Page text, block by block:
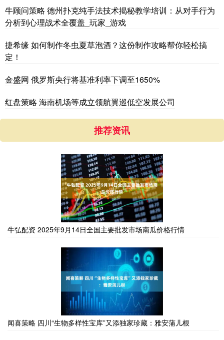
牛顾问策略 德州扑克纯手法技术揭秘教学培训：从对手行为
分析到心理战术全覆盖_玩家_游戏
捷希缘 如何制作冬虫夏草泡酒？这份制作攻略帮你轻松搞
定！
金盛网 俄罗斯央行将基准利率下调至1650%
红盘策略 海南机场等成立领航翼巡低空发展公司
推荐资讯
牛弘配资 2025年9月14日全国主要批发市场南瓜价格行情
闻喜策略 四川“生物多样性宝库”又添独家珍藏：雅安蒲儿根